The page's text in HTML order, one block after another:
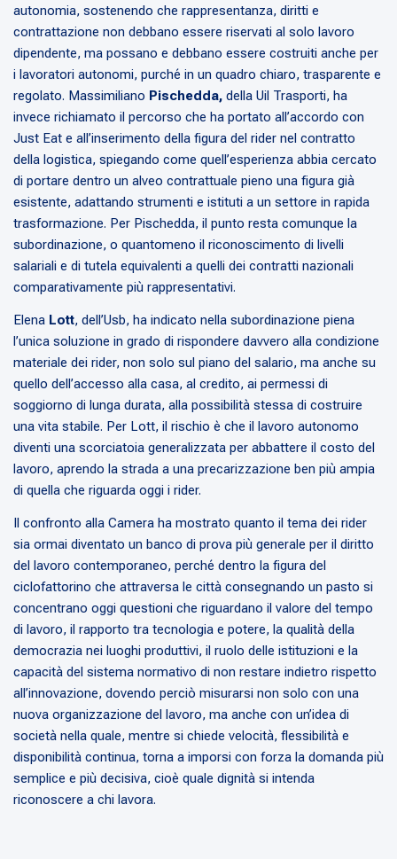
autonomia, sostenendo che rappresentanza, diritti e
contrattazione non debbano essere riservati al solo lavoro
dipendente, ma possano e debbano essere costruiti anche per
i lavoratori autonomi, purché in un quadro chiaro, trasparente e
regolato. Massimiliano Pischedda, della Uil Trasporti, ha
invece richiamato il percorso che ha portato all’accordo con
Just Eat e all’inserimento della figura del rider nel contratto
della logistica, spiegando come quell’esperienza abbia cercato
di portare dentro un alveo contrattuale pieno una figura già
esistente, adattando strumenti e istituti a un settore in rapida
trasformazione. Per Pischedda, il punto resta comunque la
subordinazione, o quantomeno il riconoscimento di livelli
salariali e di tutela equivalenti a quelli dei contratti nazionali
comparativamente più rappresentativi.
Elena Lott, dell’Usb, ha indicato nella subordinazione piena
l’unica soluzione in grado di rispondere davvero alla condizione
materiale dei rider, non solo sul piano del salario, ma anche su
quello dell’accesso alla casa, al credito, ai permessi di
soggiorno di lunga durata, alla possibilità stessa di costruire
una vita stabile. Per Lott, il rischio è che il lavoro autonomo
diventi una scorciatoia generalizzata per abbattere il costo del
lavoro, aprendo la strada a una precarizzazione ben più ampia
di quella che riguarda oggi i rider.
Il confronto alla Camera ha mostrato quanto il tema dei rider
sia ormai diventato un banco di prova più generale per il diritto
del lavoro contemporaneo, perché dentro la figura del
ciclofattorino che attraversa le città consegnando un pasto si
concentrano oggi questioni che riguardano il valore del tempo
di lavoro, il rapporto tra tecnologia e potere, la qualità della
democrazia nei luoghi produttivi, il ruolo delle istituzioni e la
capacità del sistema normativo di non restare indietro rispetto
all’innovazione, dovendo perciò misurarsi non solo con una
nuova organizzazione del lavoro, ma anche con un’idea di
società nella quale, mentre si chiede velocità, flessibilità e
disponibilità continua, torna a imporsi con forza la domanda più
semplice e più decisiva, cioè quale dignità si intenda
riconoscere a chi lavora.